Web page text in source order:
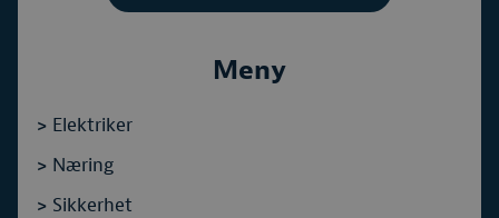
Meny
> Elektriker
> Næring
> Sikkerhet